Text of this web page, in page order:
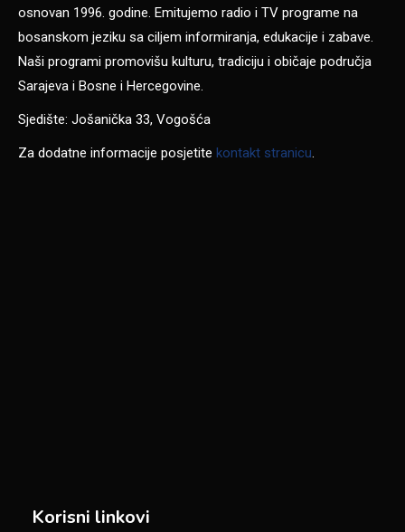
osnovan 1996. godine. Emitujemo radio i TV programe na
bosanskom jeziku sa ciljem informiranja, edukacije i zabave.
Naši programi promovišu kulturu, tradiciju i običaje područja
Sarajeva i Bosne i Hercegovine.
Sjedište: Jošanička 33, Vogošća
Za dodatne informacije posjetite kontakt stranicu.
Korisni linkovi